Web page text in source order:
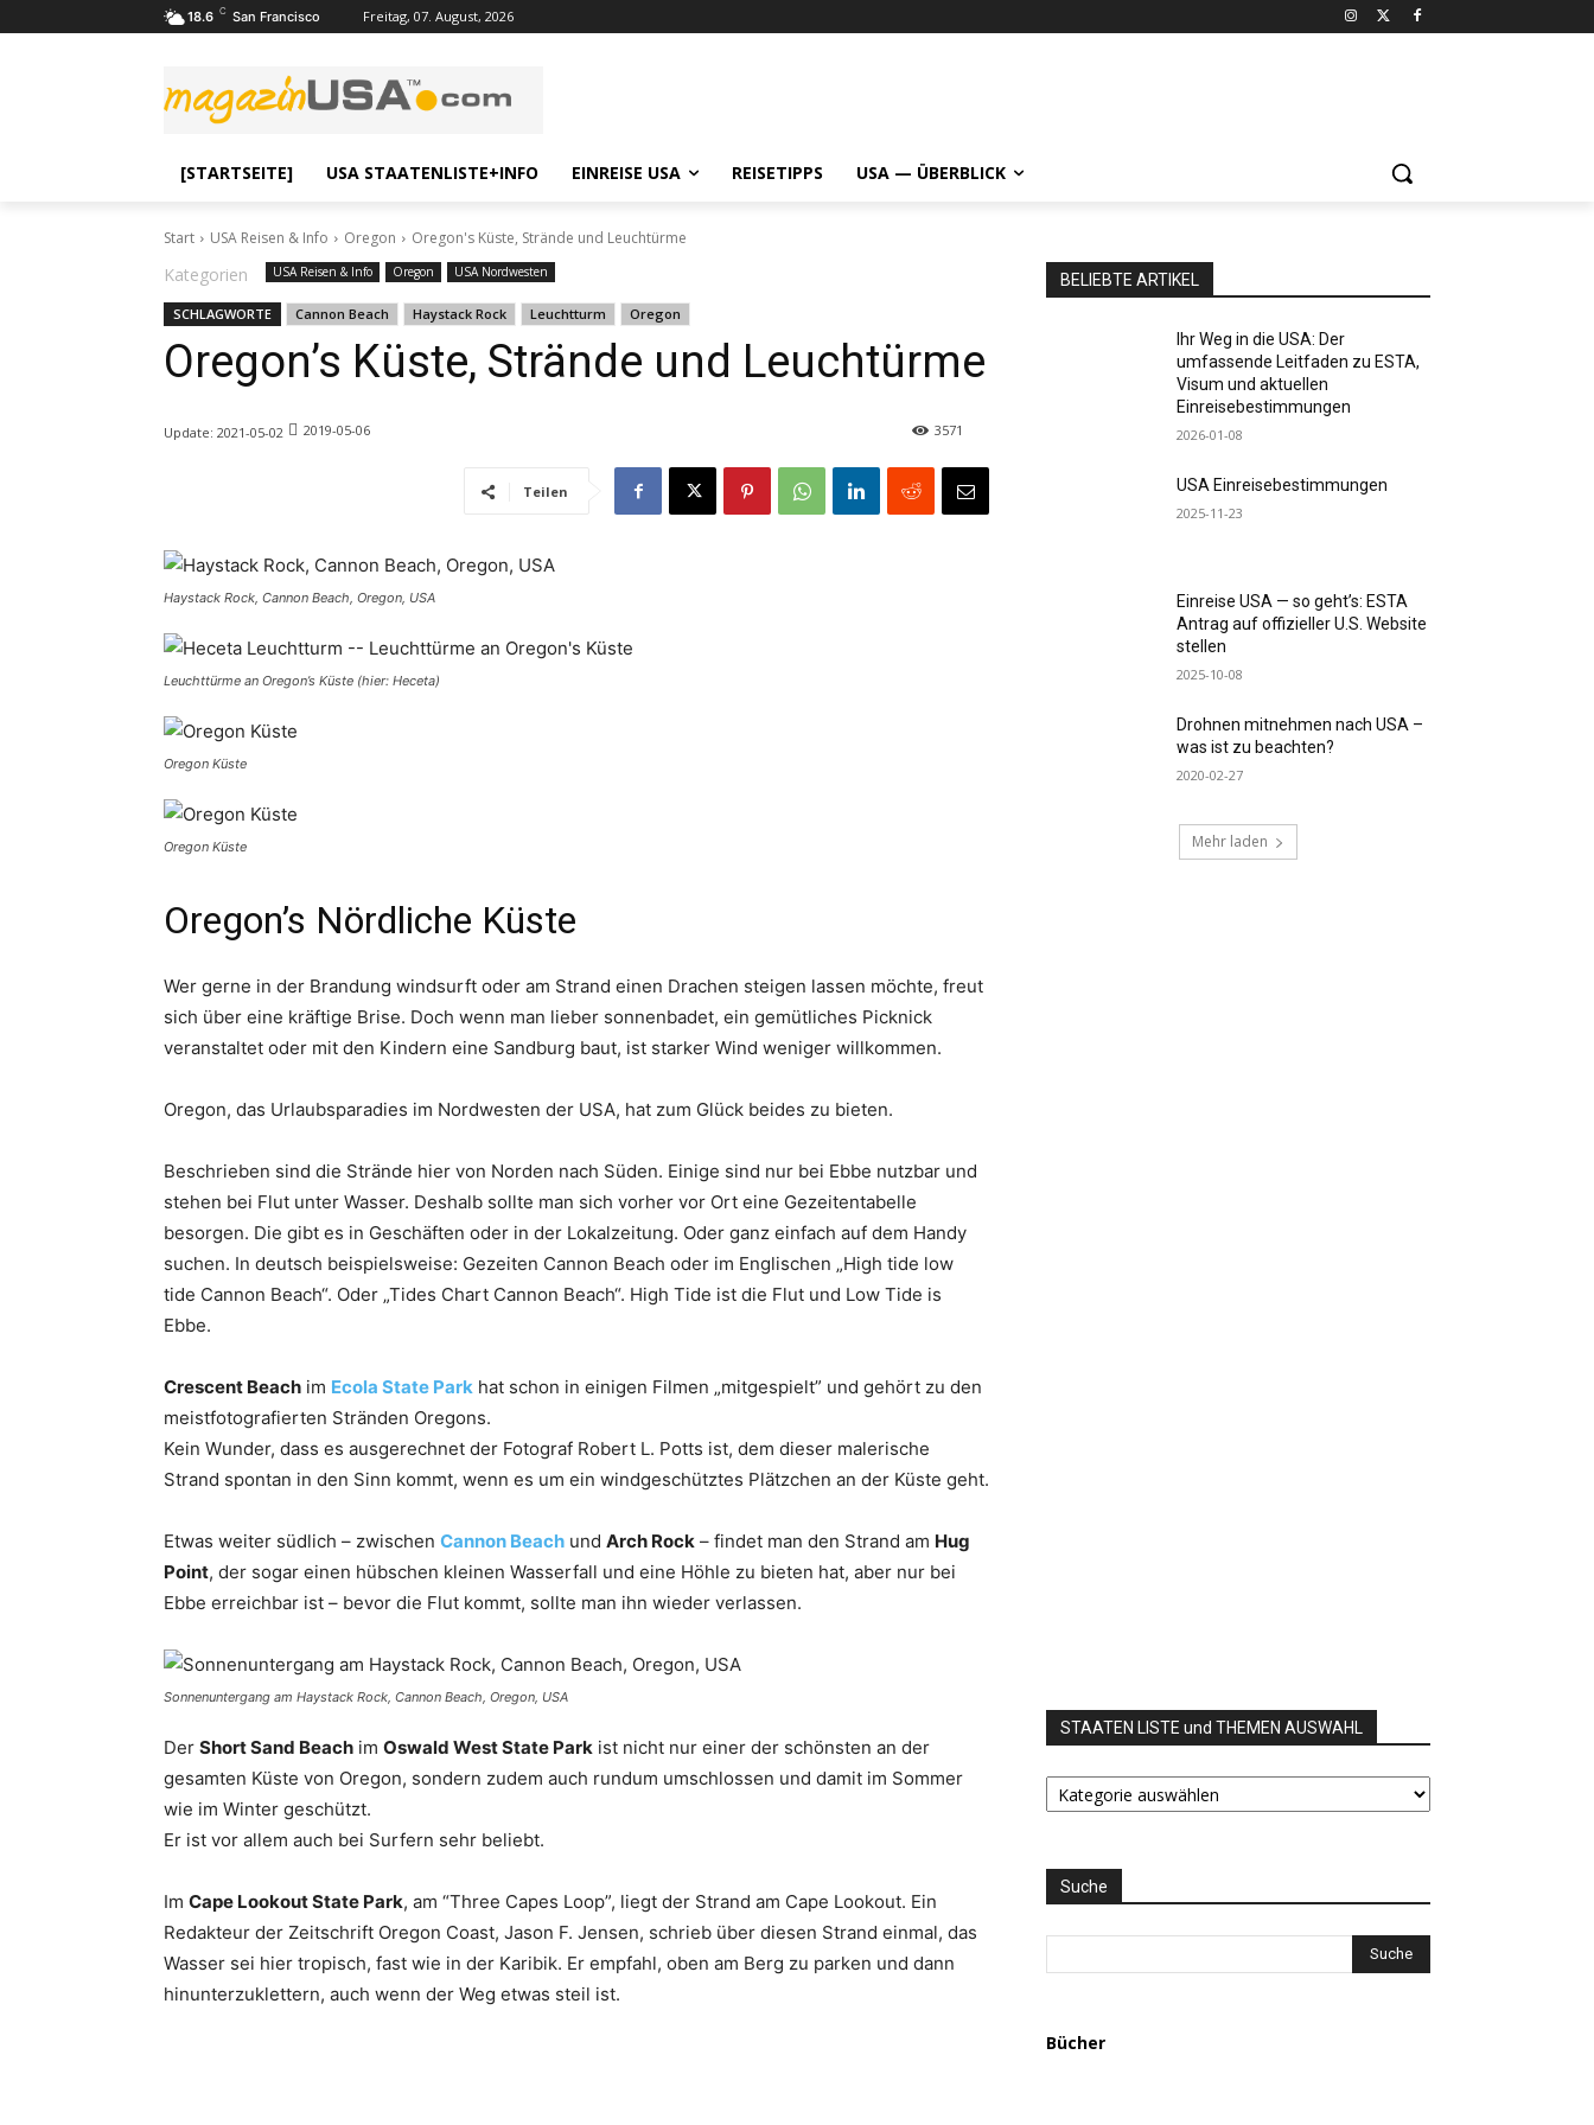
18.6 C San Francisco Freitag, 07. August, 2026
[STARTSEITE] USA STAATENLISTE+INFO EINREISE USA REISETIPPS USA — ÜBERBLICK
Start USA Reisen & Info Oregon Oregon's Küste, Strände und Leuchtürme
Kategorien USA Reisen & Info Oregon USA Nordwesten
SCHLAGWORTE Cannon Beach Haystack Rock Leuchtturm Oregon
Oregon’s Küste, Strände und Leuchtürme
Update: 2021-05-02 2019-05-06 3571
Teilen
Haystack Rock, Cannon Beach, Oregon, USA
Leuchttürme an Oregon’s Küste (hier: Heceta)
Oregon Küste
Oregon Küste
Oregon’s Nördliche Küste
Wer gerne in der Brandung windsurft oder am Strand einen Drachen steigen lassen möchte, freut
sich über eine kräftige Brise. Doch wenn man lieber sonnenbadet, ein gemütliches Picknick
veranstaltet oder mit den Kindern eine Sandburg baut, ist starker Wind weniger willkommen.
Oregon, das Urlaubsparadies im Nordwesten der USA, hat zum Glück beides zu bieten.
Beschrieben sind die Strände hier von Norden nach Süden. Einige sind nur bei Ebbe nutzbar und
stehen bei Flut unter Wasser. Deshalb sollte man sich vorher vor Ort eine Gezeitentabelle
besorgen. Die gibt es in Geschäften oder in der Lokalzeitung. Oder ganz einfach auf dem Handy
suchen. In deutsch beispielsweise: Gezeiten Cannon Beach oder im Englischen „High tide low
tide Cannon Beach“. Oder „Tides Chart Cannon Beach“. High Tide ist die Flut und Low Tide is
Ebbe.
Crescent Beach im Ecola State Park hat schon in einigen Filmen „mitgespielt” und gehört zu den
meistfotografierten Stränden Oregons.
Kein Wunder, dass es ausgerechnet der Fotograf Robert L. Potts ist, dem dieser malerische
Strand spontan in den Sinn kommt, wenn es um ein windgeschütztes Plätzchen an der Küste geht.
Etwas weiter südlich – zwischen Cannon Beach und Arch Rock – findet man den Strand am Hug
Point, der sogar einen hübschen kleinen Wasserfall und eine Höhle zu bieten hat, aber nur bei
Ebbe erreichbar ist – bevor die Flut kommt, sollte man ihn wieder verlassen.
Sonnenuntergang am Haystack Rock, Cannon Beach, Oregon, USA
Der Short Sand Beach im Oswald West State Park ist nicht nur einer der schönsten an der
gesamten Küste von Oregon, sondern zudem auch rundum umschlossen und damit im Sommer
wie im Winter geschützt.
Er ist vor allem auch bei Surfern sehr beliebt.
Im Cape Lookout State Park, am “Three Capes Loop”, liegt der Strand am Cape Lookout. Ein
Redakteur der Zeitschrift Oregon Coast, Jason F. Jensen, schrieb über diesen Strand einmal, das
Wasser sei hier tropisch, fast wie in der Karibik. Er empfahl, oben am Berg zu parken und dann
hinunterzuklettern, auch wenn der Weg etwas steil ist.
BELIEBTE ARTIKEL
Ihr Weg in die USA: Der
umfassende Leitfaden zu ESTA,
Visum und aktuellen
Einreisebestimmungen
2026-01-08
USA Einreisebestimmungen
2025-11-23
Einreise USA — so geht’s: ESTA
Antrag auf offizieller U.S. Website
stellen
2025-10-08
Drohnen mitnehmen nach USA –
was ist zu beachten?
2020-02-27
Mehr laden
STAATEN LISTE und THEMEN AUSWAHL
STAATEN
LISTE
AUSWAHL
Suche
Bücher